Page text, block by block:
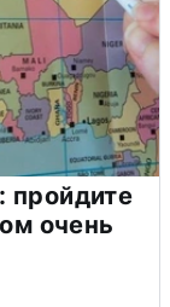
пройдите
очень